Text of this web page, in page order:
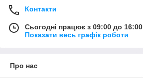
Контакти
Сьогодні працює з 09:00 до 16:00
Показати весь графік роботи
Про нас